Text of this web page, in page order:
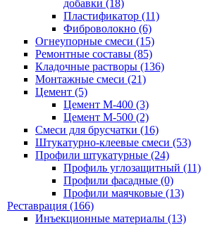
добавки (18)
Пластификатор (11)
Фиброволокно (6)
Огнеупорные смеси (15)
Ремонтные составы (85)
Кладочные растворы (136)
Монтажные смеси (21)
Цемент (5)
Цемент М-400 (3)
Цемент М-500 (2)
Смеси для брусчатки (16)
Штукатурно-клеевые смеси (53)
Профили штукатурные (24)
Профиль углозащитный (11)
Профили фасадные (0)
Профили маячковые (13)
Реставрация (166)
Инъекционные материалы (13)